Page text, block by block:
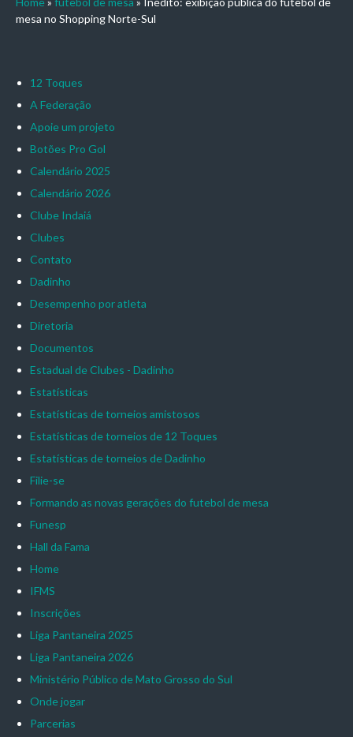
mesa no Shopping Norte-Sul
12 Toques
A Federação
Apoie um projeto
Botões Pro Gol
Calendário 2025
Calendário 2026
Clube Indaiá
Clubes
Contato
Dadinho
Desempenho por atleta
Diretoria
Documentos
Estadual de Clubes - Dadinho
Estatísticas
Estatísticas de torneios amistosos
Estatísticas de torneios de 12 Toques
Estatísticas de torneios de Dadinho
Filie-se
Formando as novas gerações do futebol de mesa
Funesp
Hall da Fama
Home
IFMS
Inscrições
Liga Pantaneira 2025
Liga Pantaneira 2026
Ministério Público de Mato Grosso do Sul
Onde jogar
Parcerias